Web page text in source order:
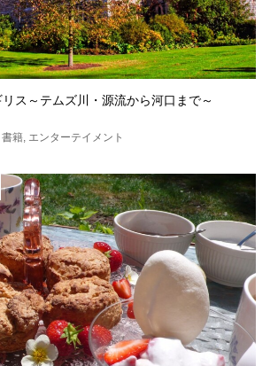
ス～テムズ川・源流から河口まで～
籍, エンターテイメント